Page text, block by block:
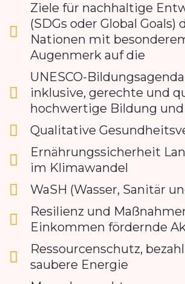
Ziele für nachhaltige
(SDGs oder Global Goals)
Nationen mit
Augenmerk auf die
UNESCO-
inklusive, gerechte und
hochwertige Bildung
Qualitative
Ernährungssicherheit
im Klimawandel
WaSH (Wasser, Sanitär
Resilienz und
Einkommen fördernde
Ressourcenschutz,
saubere Energie